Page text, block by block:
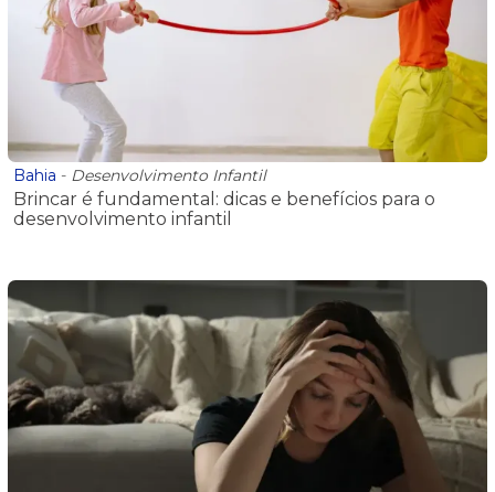
Bahia - Desenvolvimento Infantil
Brincar é fundamental: dicas e benefícios para o
desenvolvimento infantil